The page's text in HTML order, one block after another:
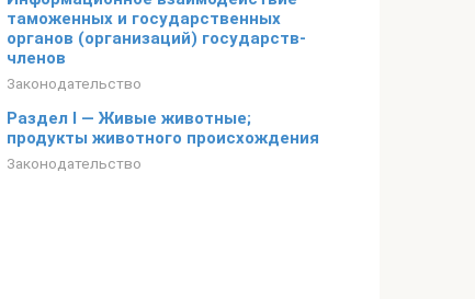
таможенных и государственных
органов (организаций) государств-
членов
Законодательство
Раздел I — Живые животные;
продукты животного происхождения
Законодательство